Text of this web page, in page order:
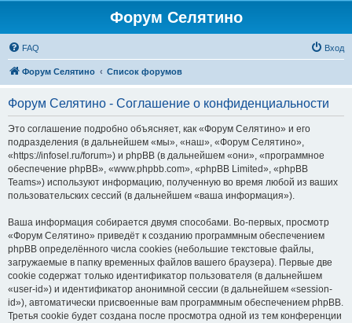
Форум Селятино
FAQ Вход
Форум Селятино Список форумов
Форум Селятино - Соглашение о конфиденциальности
Это соглашение подробно объясняет, как «Форум Селятино» и его
подразделения (в дальнейшем «мы», «наш», «Форум Селятино»,
«https://infosel.ru/forum») и phpBB (в дальнейшем «они», «программное
обеспечение phpBB», «www.phpbb.com», «phpBB Limited», «phpBB
Teams») используют информацию, полученную во время любой из ваших
пользовательских сессий (в дальнейшем «ваша информация»).
Ваша информация собирается двумя способами. Во-первых, просмотр
«Форум Селятино» приведёт к созданию программным обеспечением
phpBB определённого числа cookies (небольшие текстовые файлы,
загружаемые в папку временных файлов вашего браузера). Первые две
cookie содержат только идентификатор пользователя (в дальнейшем
«user-id») и идентификатор анонимной сессии (в дальнейшем «session-
id»), автоматически присвоенные вам программным обеспечением phpBB.
Третья cookie будет создана после просмотра одной из тем конференции